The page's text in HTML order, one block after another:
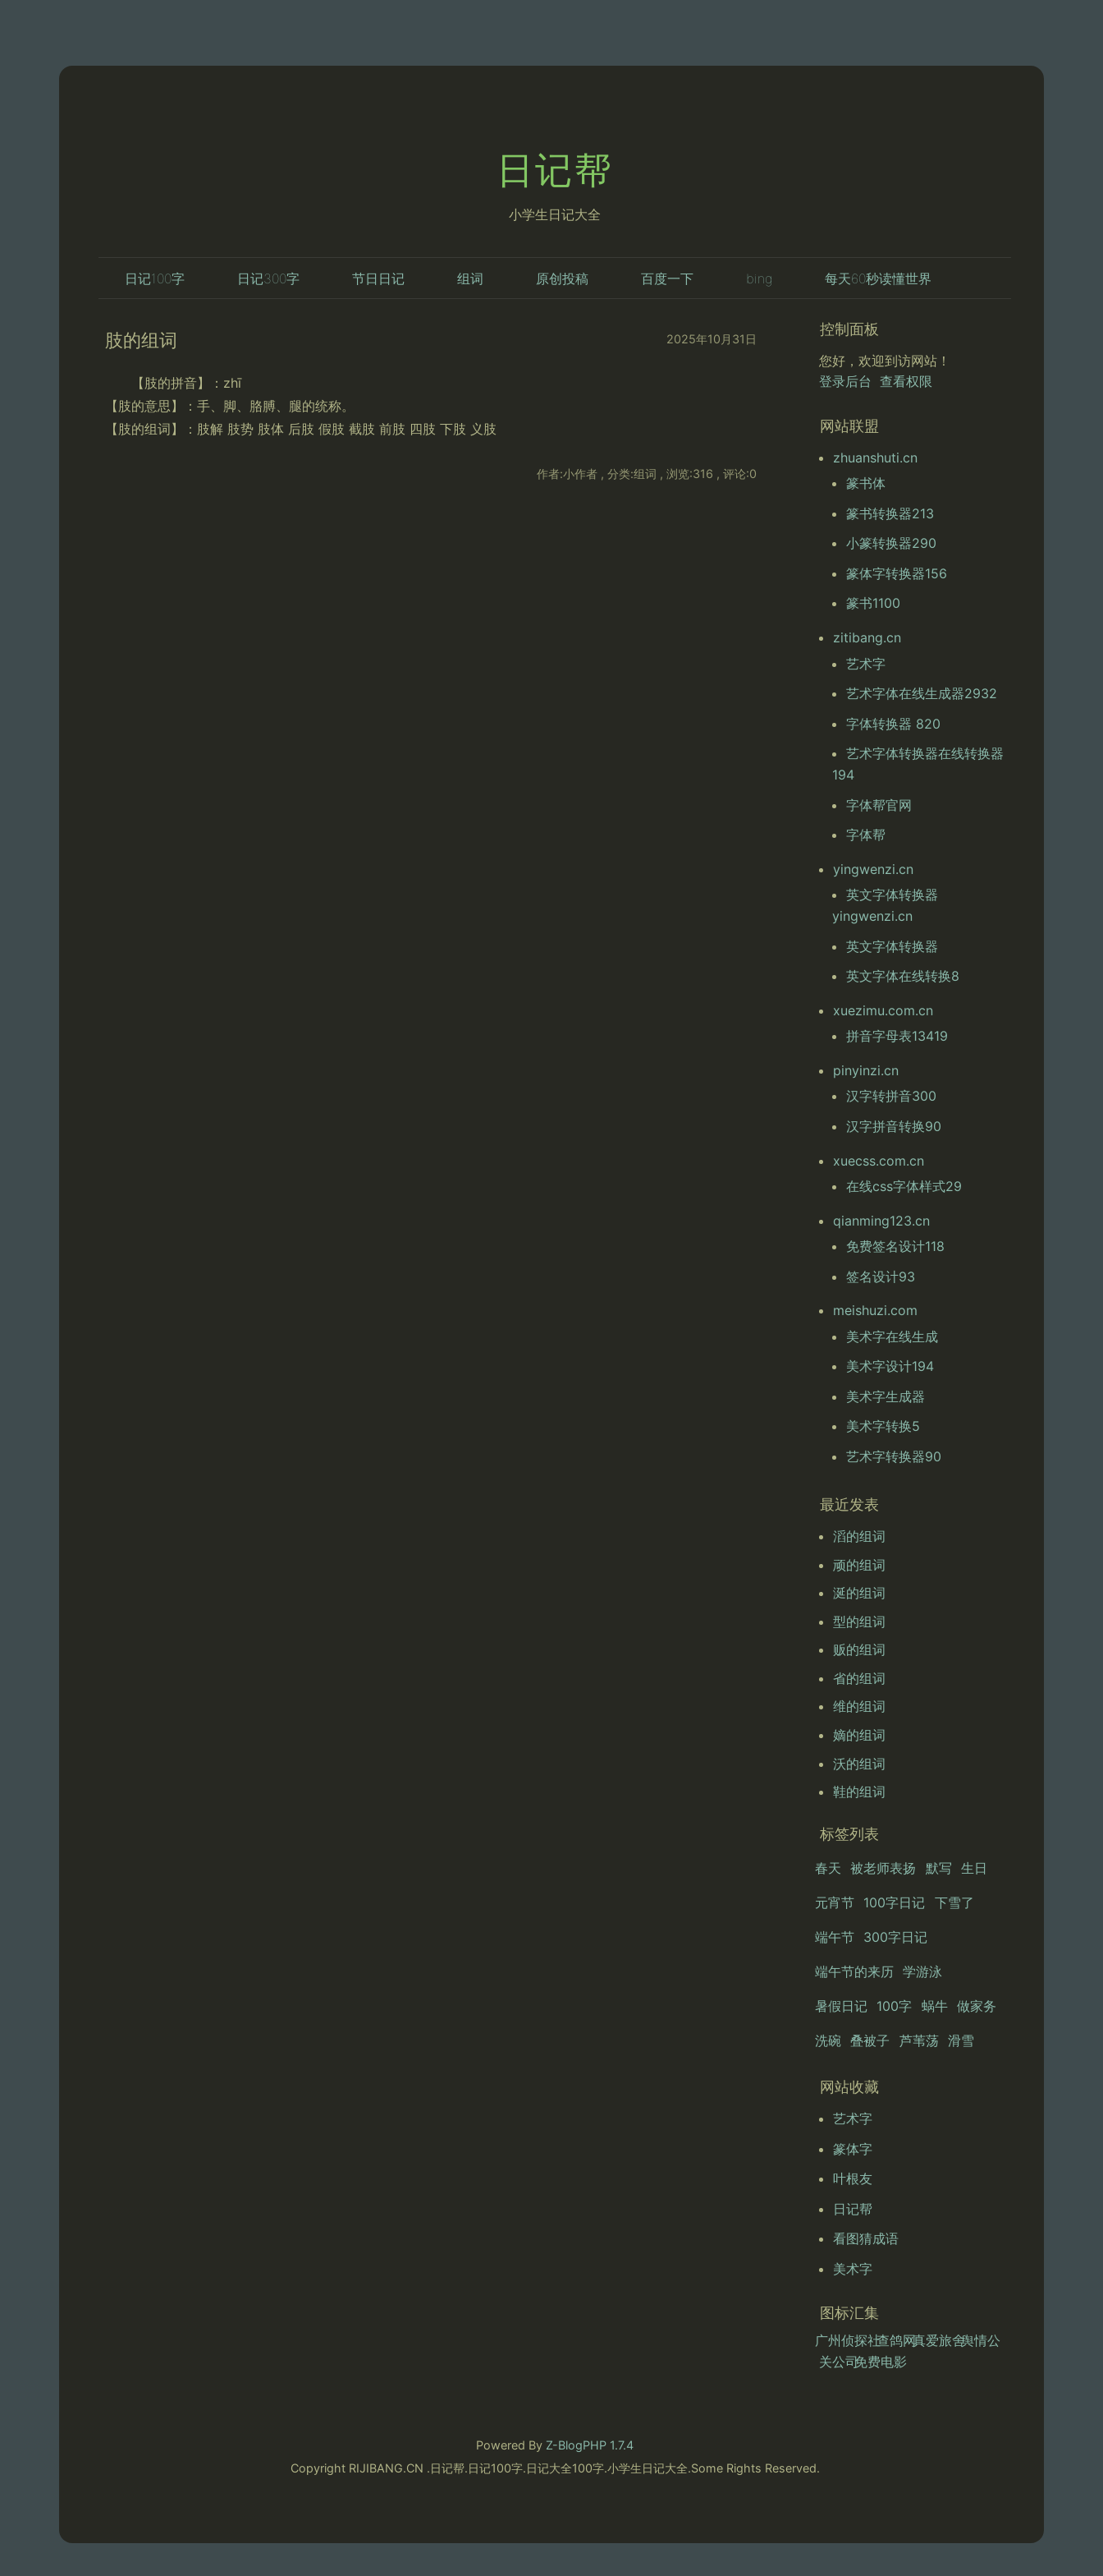
日记帮
小学生日记大全
日记100字 日记300字 节日日记 组词 原创投稿 百度一下 bing 每天60秒读懂世界
2025年10月31日
肢的组词
【肢的拼音】：zhī
【肢的意思】：手、脚、胳膊、腿的统称。
【肢的组词】：肢解 肢势 肢体 后肢 假肢 截肢 前肢 四肢 下肢 义肢
作者:小作者 , 分类:组词 , 浏览:316 , 评论:0
控制面板
您好，欢迎到访网站！
登录后台 查看权限
网站联盟
zhuanshuti.cn
篆书体
篆书转换器213
小篆转换器290
篆体字转换器156
篆书1100
zitibang.cn
艺术字
艺术字体在线生成器2932
字体转换器 820
艺术字体转换器在线转换器
194
字体帮官网
字体帮
yingwenzi.cn
英文字体转换器
yingwenzi.cn
英文字体转换器
英文字体在线转换8
xuezimu.com.cn
拼音字母表13419
pinyinzi.cn
汉字转拼音300
汉字拼音转换90
xuecss.com.cn
在线css字体样式29
qianming123.cn
免费签名设计118
签名设计93
meishuzi.com
美术字在线生成
美术字设计194
美术字生成器
美术字转换5
艺术字转换器90
最近发表
滔的组词
顽的组词
涎的组词
型的组词
贩的组词
省的组词
维的组词
嫡的组词
沃的组词
鞋的组词
标签列表
春天 被老师表扬 默写 生日
元宵节 100字日记 下雪了
端午节 300字日记
端午节的来历 学游泳
暑假日记 100字 蜗牛 做家务
洗碗 叠被子 芦苇荡 滑雪
网站收藏
艺术字
篆体字
叶根友
日记帮
看图猜成语
美术字
图标汇集
广州侦探社查鸽网真爱旅舍舆情公
关公司免费电影
Powered By Z-BlogPHP 1.7.4
Copyright RIJIBANG.CN .日记帮.日记100字.日记大全100字.小学生日记大全.Some Rights Reserved.